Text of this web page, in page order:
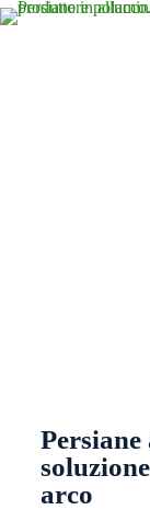
arco